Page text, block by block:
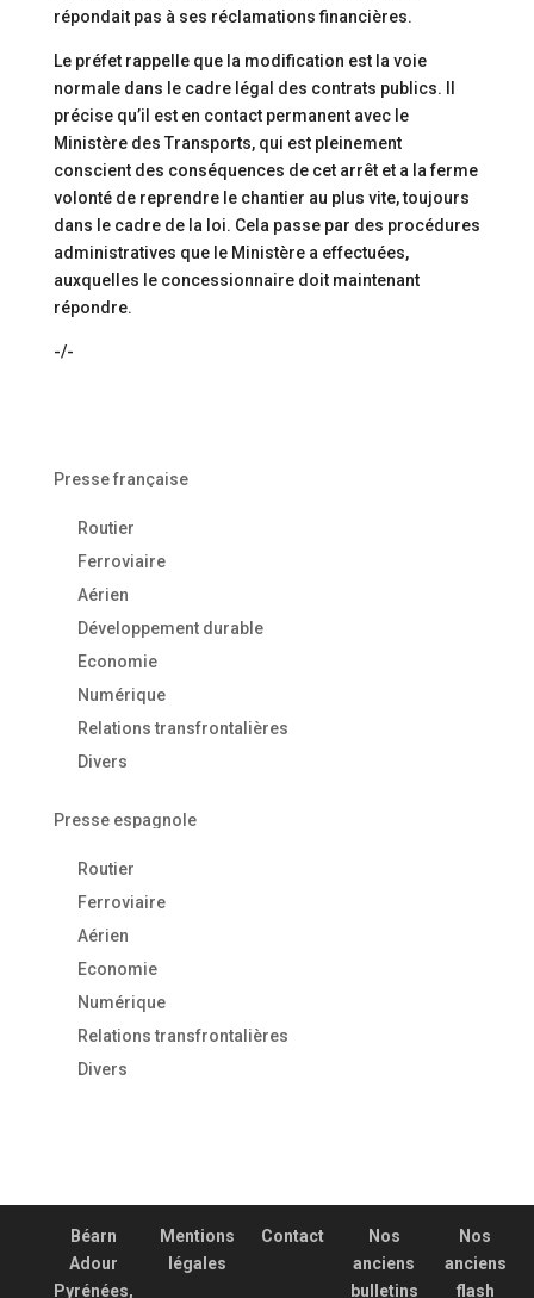
répondait pas à ses réclamations financières.
Le préfet rappelle que la modification est la voie
normale dans le cadre légal des contrats publics. Il
précise qu’il est en contact permanent avec le
Ministère des Transports, qui est pleinement
conscient des conséquences de cet arrêt et a la ferme
volonté de reprendre le chantier au plus vite, toujours
dans le cadre de la loi. Cela passe par des procédures
administratives que le Ministère a effectuées,
auxquelles le concessionnaire doit maintenant
répondre.
-/-
Presse française
Routier
Ferroviaire
Aérien
Développement durable
Economie
Numérique
Relations transfrontalières
Divers
Presse espagnole
Routier
Ferroviaire
Aérien
Economie
Numérique
Relations transfrontalières
Divers
Béarn
Adour
Pyrénées,
Mentions
légales
Contact
Nos
anciens
bulletins
Nos
anciens
flash